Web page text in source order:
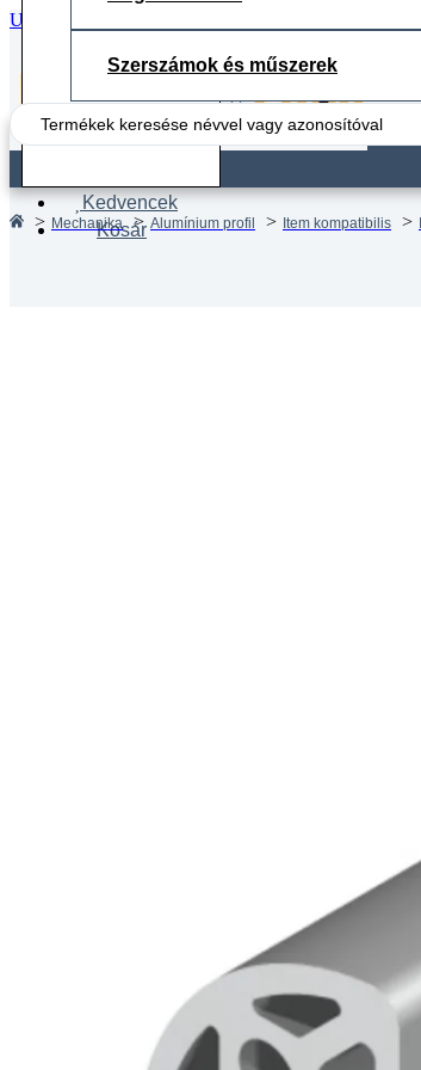
Ugrás a fő tartalomhoz
Search
...
Kedvencek
Kosár
Szerszámok és műszerek
Mechanika Alumínium profil Item kompatibilis